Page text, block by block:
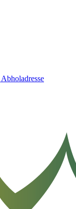
Abholadresse